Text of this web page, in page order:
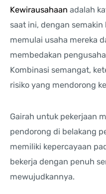
Kewirausahaan adalah
saat ini, dengan
memulai usaha mereka
membedakan
Kombinasi semangat,
risiko yang mendorong
Gairah untuk pekerjaan
pendorong di belakang
memiliki kepercayaan
bekerja dengan penuh
mewujudkannya.